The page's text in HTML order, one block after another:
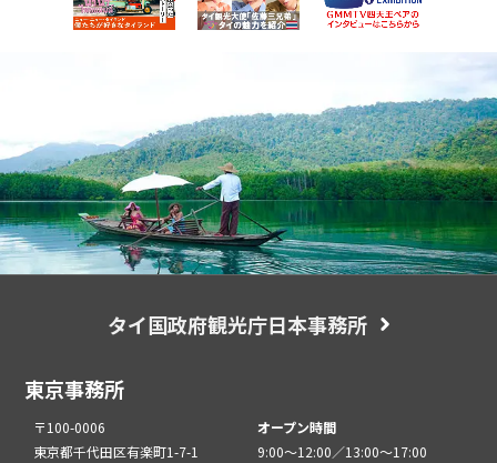
タイ国政府観光庁日本事務所
東京事務所
〒100-0006
東京都千代田区有楽町1-7-1
オープン時間
9:00～12:00／13:00～17:00